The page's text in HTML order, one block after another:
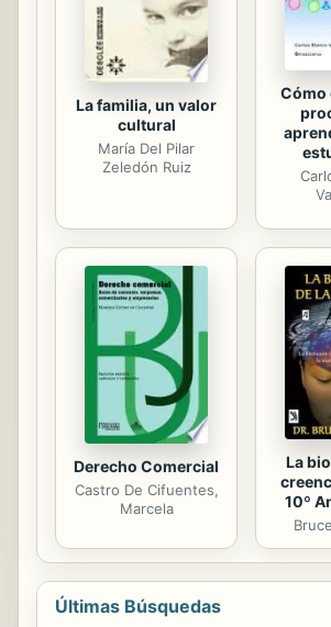
bíblico. Incluso si
La familia, un valor
cultural
María Del Pilar
Zeledón Ruiz
Cómo
Derecho Comercial
Castro De Cifuentes,
Marcela
La
10º
Últimas Búsquedas